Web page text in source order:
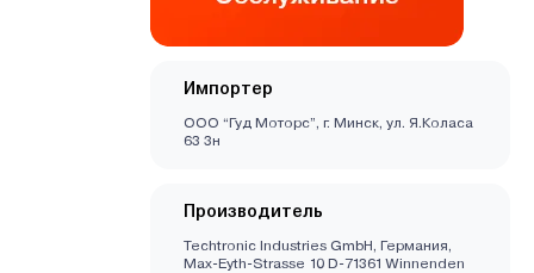
Импортер
ООО “Гуд Моторс”, г. Минск, ул. Я.Коласа
63 3н
Производитель
Techtronic Industries GmbH, Германия,
Max-Eyth-Strasse 10 D-71361 Winnenden